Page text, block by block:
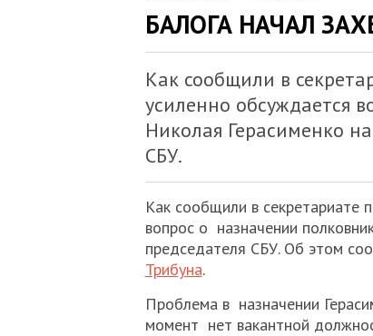
БАЛОГА НАЧАЛ
Как сообщили в
усиленно обсуждается
Николая Герасименко
СБУ.
Как сообщили в секретариате
вопрос о назначении
председателя СБУ. Об этом
Трибуна.
Проблема в назначении
момент нет вакантной